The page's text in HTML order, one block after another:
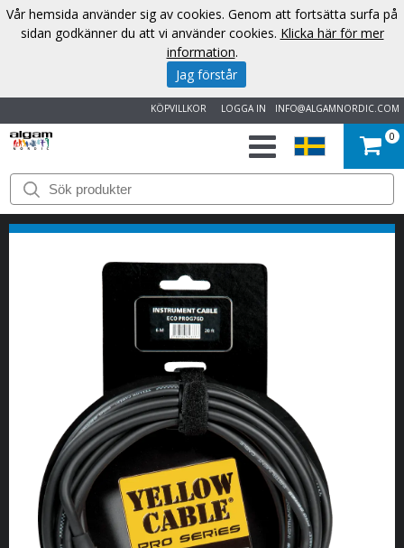
INFO@ALGAMNORDIC.COM
LOGGA IN
KÖPVILLKOR
START
VARUMÄRKEN
NYHETER
KONTAKT
0
Vår hemsida använder sig av cookies. Genom att fortsätta surfa på
sidan godkänner du att vi använder cookies. Klicka här för mer
information.
Jag förstår